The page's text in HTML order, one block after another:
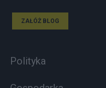
ZAŁÓŻ BLOG
Polityka